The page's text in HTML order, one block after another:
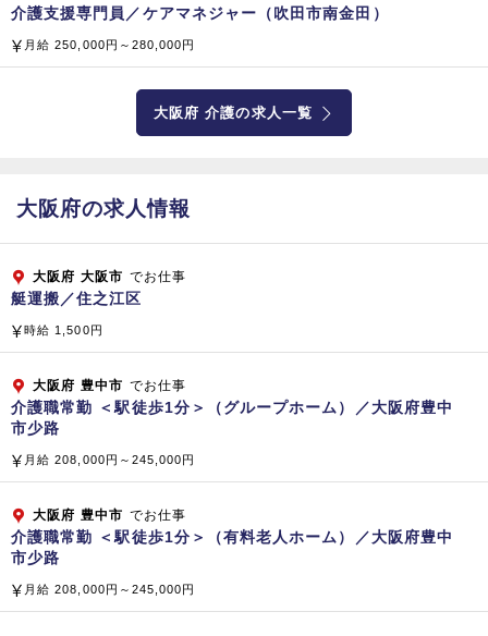
プロパティマネジメント、ファシリティマネジメント
コンストラクト＆リフォーム（建物・設備・省エネ提案）
サニテーション（食品製造工場や病院の消毒殺菌）
不動産分譲および管理、水処理装置（開発・販売）
ＦＣ店舗運営、介護サービス業務（訪問看護、訪問介護、居宅
ニック・人間ドック）
子会社・関係会社
【国内】 株式会社 ベスト・プロパティ
株式会社 マイムコミュニティー
小倉興産 株式会社
株式会社 ケアホテルマネジメント
株式会社 クリーンボーイ
株式会社 テクノサービス東京
【海外】 SINGAPORE BIKEN PTE.LTD.（シンガポール共
和国）
介護支援専門員／ケアマネジャー（吹田市南金田）
月給 250,000円～280,000円
大阪府 介護の求人一覧
大阪府の求人情報
大阪府 大阪市 でお仕事
艇運搬／住之江区
時給 1,500円
大阪府 豊中市 でお仕事
介護職常勤 ＜駅徒歩1分＞（グループホーム）／大阪府豊中
市少路
月給 208,000円～245,000円
大阪府 豊中市 でお仕事
介護職常勤 ＜駅徒歩1分＞（有料老人ホーム）／大阪府豊中
市少路
月給 208,000円～245,000円